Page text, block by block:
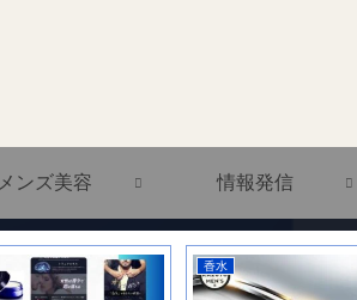
メンズ美容 情報発信
香水